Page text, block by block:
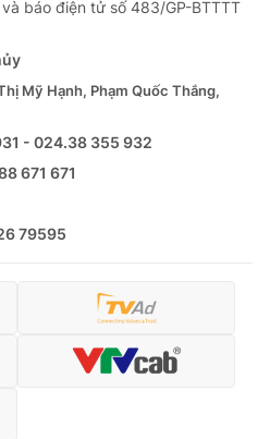
báo điện tử số 483/GP-BTTTT
Mỹ Hạnh, Phạm Quốc Thắng,
- 024.38 355 932
671 671
79595